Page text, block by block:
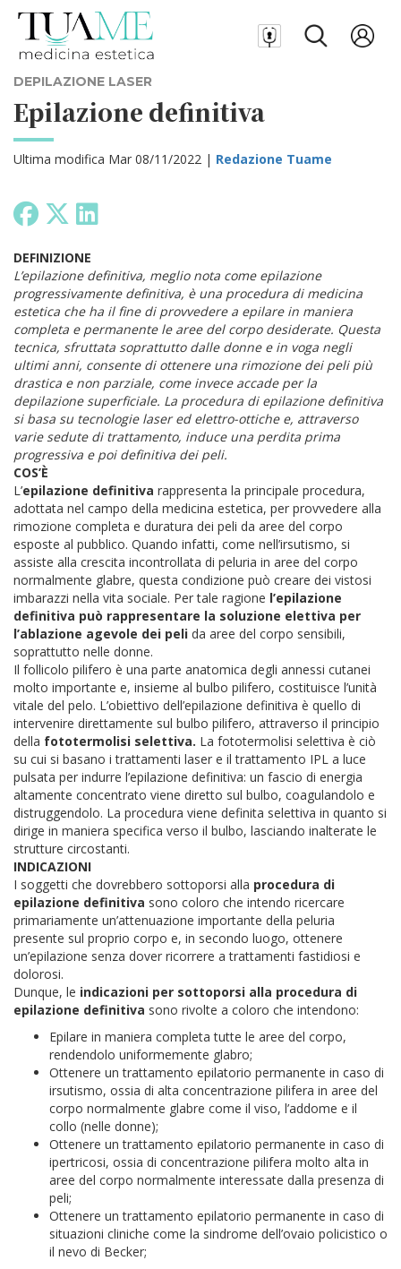
DEPILAZIONE LASER
Epilazione definitiva
Ultima modifica Mar 08/11/2022 | Redazione Tuame
DEFINIZIONE
L’epilazione definitiva, meglio nota come epilazione
progressivamente definitiva, è una procedura di medicina
estetica che ha il fine di provvedere a epilare in maniera
completa e permanente le aree del corpo desiderate. Questa
tecnica, sfruttata soprattutto dalle donne e in voga negli
ultimi anni, consente di ottenere una rimozione dei peli più
drastica e non parziale, come invece accade per la
depilazione superficiale. La procedura di epilazione definitiva
si basa su tecnologie laser ed elettro-ottiche e, attraverso
varie sedute di trattamento, induce una perdita prima
progressiva e poi definitiva dei peli.
COS’È
L’epilazione definitiva rappresenta la principale procedura,
adottata nel campo della medicina estetica, per provvedere alla
rimozione completa e duratura dei peli da aree del corpo
esposte al pubblico. Quando infatti, come nell’irsutismo, si
assiste alla crescita incontrollata di peluria in aree del corpo
normalmente glabre, questa condizione può creare dei vistosi
imbarazzi nella vita sociale. Per tale ragione l’epilazione
definitiva può rappresentare la soluzione elettiva per
l’ablazione agevole dei peli da aree del corpo sensibili,
soprattutto nelle donne.
Il follicolo pilifero è una parte anatomica degli annessi cutanei
molto importante e, insieme al bulbo pilifero, costituisce l’unità
vitale del pelo. L’obiettivo dell’epilazione definitiva è quello di
intervenire direttamente sul bulbo pilifero, attraverso il principio
della fototermolisi selettiva. La fototermolisi selettiva è ciò
su cui si basano i trattamenti laser e il trattamento IPL a luce
pulsata per indurre l’epilazione definitiva: un fascio di energia
altamente concentrato viene diretto sul bulbo, coagulandolo e
distruggendolo. La procedura viene definita selettiva in quanto si
dirige in maniera specifica verso il bulbo, lasciando inalterate le
strutture circostanti.
INDICAZIONI
I soggetti che dovrebbero sottoporsi alla procedura di
epilazione definitiva sono coloro che intendo ricercare
primariamente un’attenuazione importante della peluria
presente sul proprio corpo e, in secondo luogo, ottenere
un’epilazione senza dover ricorrere a trattamenti fastidiosi e
dolorosi.
Dunque, le indicazioni per sottoporsi alla procedura di
epilazione definitiva sono rivolte a coloro che intendono:
Epilare in maniera completa tutte le aree del corpo,
rendendolo uniformemente glabro;
Ottenere un trattamento epilatorio permanente in caso di
irsutismo, ossia di alta concentrazione pilifera in aree del
corpo normalmente glabre come il viso, l’addome e il
collo (nelle donne);
Ottenere un trattamento epilatorio permanente in caso di
ipertricosi, ossia di concentrazione pilifera molto alta in
aree del corpo normalmente interessate dalla presenza di
peli;
Ottenere un trattamento epilatorio permanente in caso di
situazioni cliniche come la sindrome dell’ovaio policistico o
il nevo di Becker;